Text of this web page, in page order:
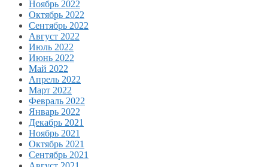
Ноябрь 2022
Октябрь 2022
Сентябрь 2022
Август 2022
Июль 2022
Июнь 2022
Май 2022
Апрель 2022
Март 2022
Февраль 2022
Январь 2022
Декабрь 2021
Ноябрь 2021
Октябрь 2021
Сентябрь 2021